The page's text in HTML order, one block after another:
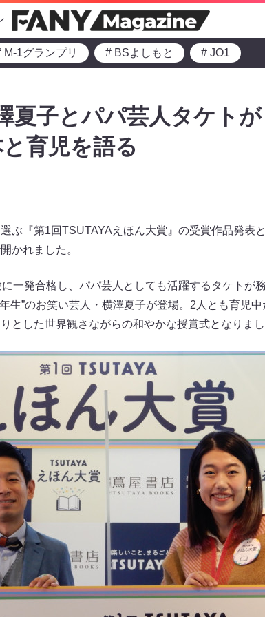
M-1グランプリ # BSよしもと # JO1
夏子とパパ芸人タケト
育児を語る
ぶ『第1回TSUTAYAえほん大賞』の受賞作品発表
かれました。
一発合格し、パパ芸人としても活躍するタケトが
生”のお笑い芸人・横澤夏子が登場。2人とも育児
とした世界観さながらの和やかな授賞式となりま